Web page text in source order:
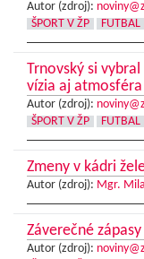
Autor (zdroj):
ŠPORT V ŽP
FUTBAL
Trnovský si
vízia aj
Autor (zdroj):
ŠPORT V ŽP
FUTBAL
Zmeny v kádri
Autor (zdroj): Mgr.
Záverečné
Autor (zdroj):